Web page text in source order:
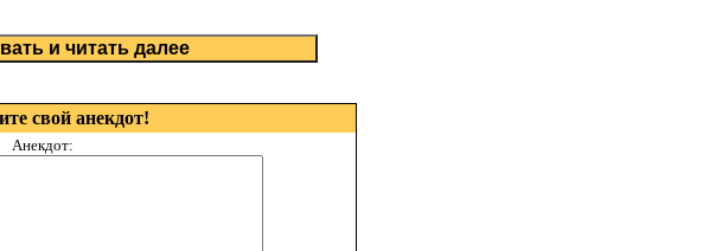
свой анекдот!
Анекдот: